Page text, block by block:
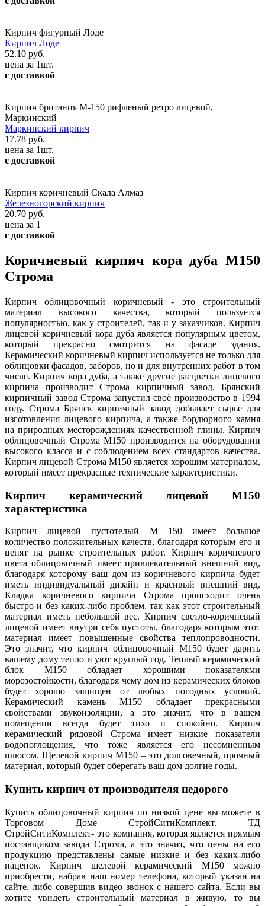
Кирпич фигурный Лоде
Кирпич Лоде
52.10 руб.
цена за 1шт.
с доставкой
Кирпич британия М-150 рифленый ретро лицевой,
Маркинский
Маркинский кирпич
17.78 руб.
цена за 1шт.
с доставкой
Кирпич коричневый Скала Алмаз
Железногорский кирпич
20.70 руб.
цена за 1
с доставкой
Коричневый кирпич кора дуба М150
Строма
Кирпич облицовочный коричневый - это строительный
материал высокого качества, который пользуется
популярностью, как у строителей, так и у заказчиков. Кирпич
лицевой коричневый кора дуба является популярным цветом,
который прекрасно смотрится на фасаде здания.
Керамический коричневый кирпич используется не только для
облицовки фасадов, заборов, но и для внутренних работ в том
числе. Кирпич кора дуба, а также другие расцветки лицевого
кирпича производит Строма кирпичный завод. Брянский
кирпичный завод Строма запустил своё производство в 1994
году. Строма Брянск кирпичный завод добывает сырье для
изготовления лицевого кирпича, а также бордюрного камня
на природных месторождениях качественной глины. Кирпич
облицовочный Строма М150 производится на оборудовании
высокого класса и с соблюдением всех стандартов качества.
Кирпич лицевой Строма М150 является хорошим материалом,
который имеет прекрасные технические характеристики.
Кирпич керамический лицевой М150
характеристика
Кирпич лицевой пустотелый М 150 имеет большое
количество положительных качеств, благодаря которым его и
ценят на рынке строительных работ. Кирпич коричневого
цвета облицовочный имеет привлекательный внешний вид,
благодаря которому ваш дом из коричневого кирпича будет
иметь индивидуальный дизайн и красивый внешний вид.
Кладка коричневого кирпича Строма происходит очень
быстро и без каких-либо проблем, так как этот строительный
материал иметь небольшой вес. Кирпич светло-коричневый
лицевой имеет внутри себя пустоты, благодаря которым этот
материал имеет повышенные свойства теплопроводности.
Это значит, что кирпич облицовочный М150 будет дарить
вашему дому тепло и уют круглый год. Теплый керамический
блок М150 обладает хорошими показателями
морозостойкости, благодаря чему дом из керамических блоков
будет хорошо защищен от любых погодных условий.
Керамический камень М150 обладает прекрасными
свойствами звукоизоляции, а это значит, что в вашем
помещении всегда будет тихо и спокойно. Кирпич
керамический рядовой Строма имеет низкие показатели
водопоглощения, что тоже является его несомненным
плюсом. Щелевой кирпич М150 – это долговечный, прочный
материал, который будет оберегать ваш дом долгие годы.
Купить кирпич от производителя недорого
Купить облицовочный кирпич по низкой цене вы можете в
Торговом Доме СтройСитиКомплект. ТД
СтройСитиКомплект- это компания, которая является прямым
поставщиком завода Строма, а это значит, что цены на его
продукцию представлены самые низкие и без каких-либо
наценок. Кирпич щелевой керамический М150 можно
приобрести, набрав наш номер телефона, который указан на
сайте, либо совершив видео звонок с нашего сайта. Если вы
хотите увидеть строительный материал в живую, то вы